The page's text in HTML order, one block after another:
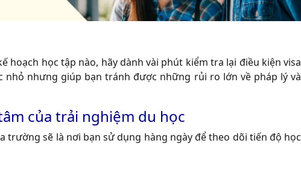
hoạch học tập nào, hãy dành vài phút kiểm tra lại điều kiện visa
nhưng giúp bạn tránh được những rủi ro lớn về pháp lý và
của trải nghiệm du học
trường sẽ là nơi bạn sử dụng hàng ngày để theo dõi tiến độ học